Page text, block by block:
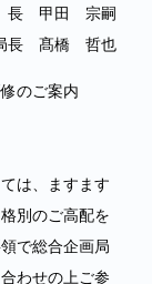
田 宗嗣
長 髙橋 哲也
のご案内
は、ますます
別のご高配を
で総合企画局
わせの上ご参